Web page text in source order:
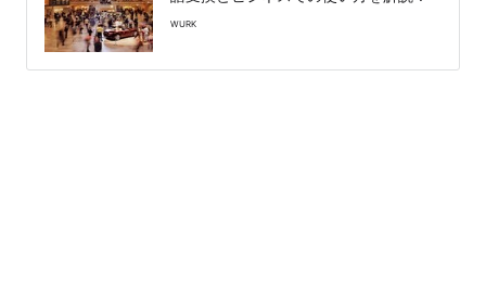
WURK